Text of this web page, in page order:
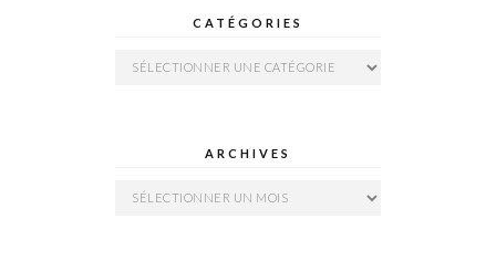
CATÉGORIES
Catégories
ARCHIVES
Archives